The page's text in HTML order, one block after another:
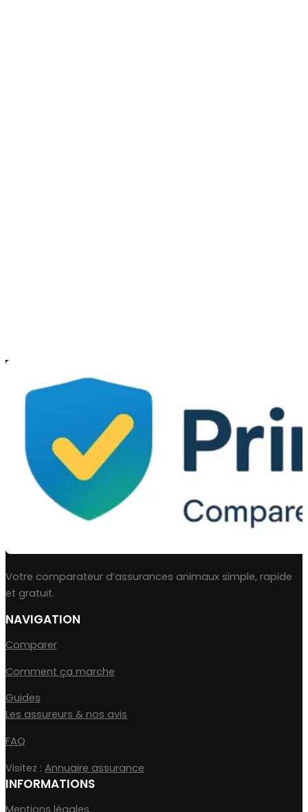
Votre comparateur d’assurances animaux simple, rapide
et gratuit.
NAVIGATION
Comparer
Comment ça marche
Guides
Les assureurs & nos avis
FAQ
Visitez : Annuaire assurance
INFORMATIONS